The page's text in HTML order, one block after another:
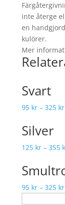
inte återge
en
kulörer.
Mer
Svart
95 kr– 325 kr
Silver
125 kr– 355
95 kr– 325 kr